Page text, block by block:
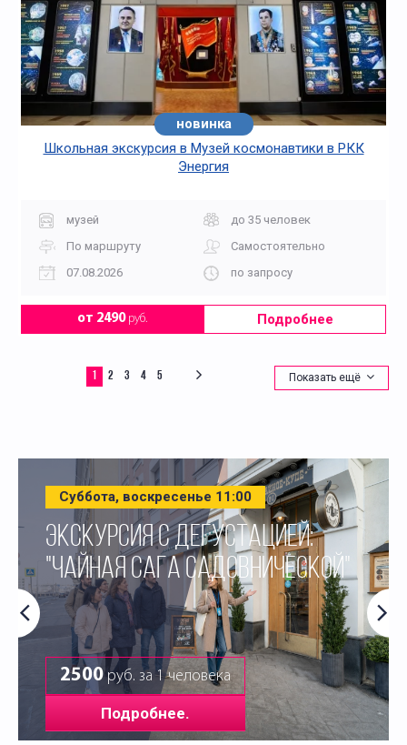
новинка
Школьная экскурсия в Музей космонавтики в РКК
Энергия
музей
до 35 человек
По маршруту
Самостоятельно
07.08.2026
по запросу
от 2490руб. Подробнее
1 2 3 4 5 Показать ещё
Суббота, воскресенье 11:00
ЭКСКУРСИЯ С ДЕГУСТАЦИЕЙ:
"ЧАЙНАЯ САГА САДОВНИЧЕСКОЙ"
2500руб. за 1 человека
Подробнее.